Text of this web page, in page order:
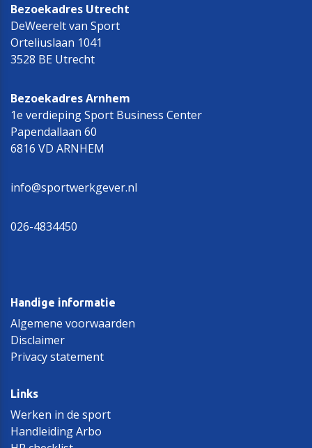
Bezoekadres Utrecht
DeWeerelt van Sport
Orteliuslaan 1041
3528 BE Utrecht
Bezoekadres Arnhem
1e verdieping Sport Business Center
Papendallaan 60
6816 VD ARNHEM
info@sportwerkgever.nl
026-4834450
Handige informatie
Algemene voorwaarden
Disclaimer
Privacy statement
Links
Werken in de sport
Handleiding Arbo